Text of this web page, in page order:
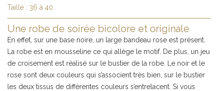
Taille : 36 à 40
Une robe de soirée bicolore et originale
En effet, sur une base noire, un large bandeau rose est présent.
La robe est en mousseline ce qui allège le motif. De plus, un jeu
de croisement est réalisé sur le bustier de la robe. Le noir et le
rose sont deux couleurs qui s’associent très bien, sur le bustier
les deux tissus de différentes couleurs s’entrelacent. Si vous